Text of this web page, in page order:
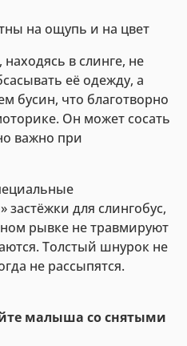
на ощупь и на цвет
в слинге, не
её одежду, а
бусин, что благотворно
Он может сосать
важно при
застёжки для слингобус,
рывке не травмируют
Толстый шнурок не
не рассыпятся.
малыша со снятыми